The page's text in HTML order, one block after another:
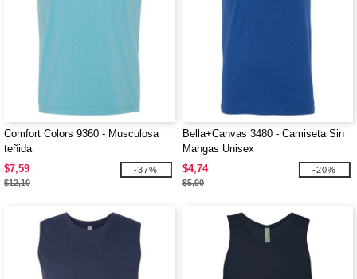
Comfort Colors 9360 - Musculosa
teñida
$7,59
$12,10
-37%
Bella+Canvas 3480 - Camiseta Sin
Mangas Unisex
$4,74
$5,90
-20%